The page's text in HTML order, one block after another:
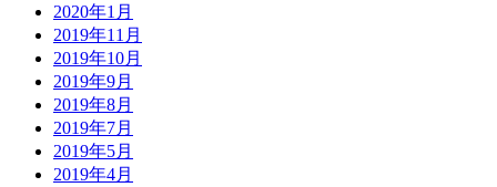
2020年1月
2019年11月
2019年10月
2019年9月
2019年8月
2019年7月
2019年5月
2019年4月